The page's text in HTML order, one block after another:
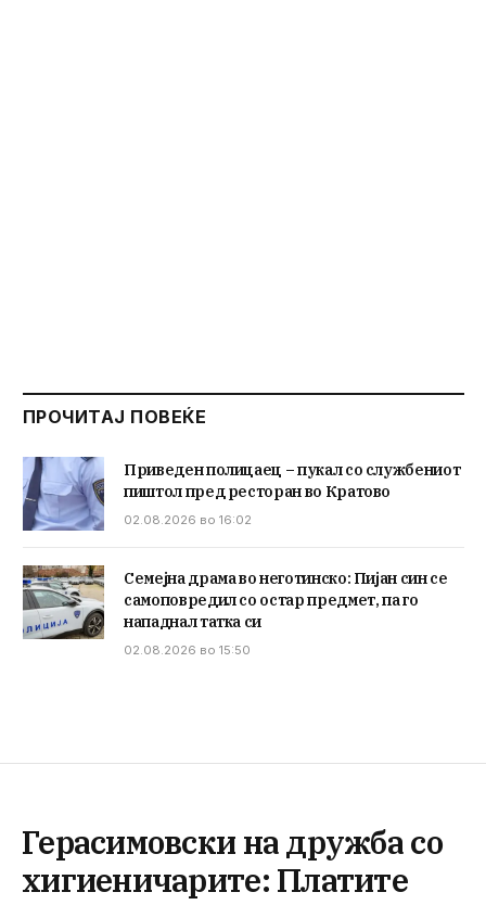
ПРОЧИТАЈ ПОВЕЌЕ
Приведен полицаец – пукал со службениот
пиштол пред ресторан во Кратово
02.08.2026 во 16:02
Семејна драма во неготинско: Пијан син се
самоповредил со остар предмет, па го
нападнал татка си
02.08.2026 во 15:50
Герасимовски на дружба со
хигиеничарите: Платите